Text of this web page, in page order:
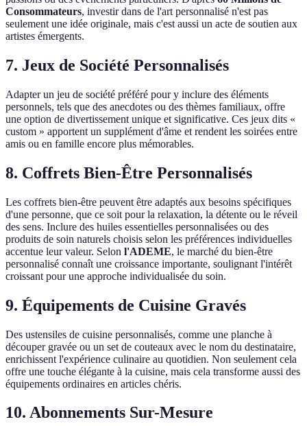
Consommateurs, investir dans de l'art personnalisé n'est pas
seulement une idée originale, mais c'est aussi un acte de soutien aux
artistes émergents.
7. Jeux de Société Personnalisés
Adapter un jeu de société préféré pour y inclure des éléments
personnels, tels que des anecdotes ou des thèmes familiaux, offre
une option de divertissement unique et significative. Ces jeux dits «
custom » apportent un supplément d'âme et rendent les soirées entre
amis ou en famille encore plus mémorables.
8. Coffrets Bien-Être Personnalisés
Les coffrets bien-être peuvent être adaptés aux besoins spécifiques
d'une personne, que ce soit pour la relaxation, la détente ou le réveil
des sens. Inclure des huiles essentielles personnalisées ou des
produits de soin naturels choisis selon les préférences individuelles
accentue leur valeur. Selon l'ADEME, le marché du bien-être
personnalisé connaît une croissance importante, soulignant l'intérêt
croissant pour une approche individualisée du soin.
9. Équipements de Cuisine Gravés
Des ustensiles de cuisine personnalisés, comme une planche à
découper gravée ou un set de couteaux avec le nom du destinataire,
enrichissent l'expérience culinaire au quotidien. Non seulement cela
offre une touche élégante à la cuisine, mais cela transforme aussi des
équipements ordinaires en articles chéris.
10. Abonnements Sur-Mesure